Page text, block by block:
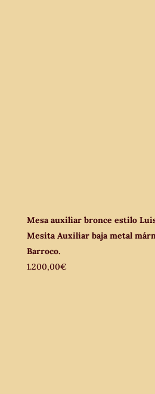
Mesa auxiliar bronce estilo
Mesita Auxiliar baja metal
Barroco.
1.200,00€